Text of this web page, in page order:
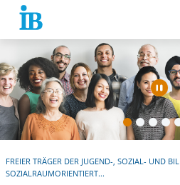
Springe zum Inhalt
FREIER TRÄGER DER JUGEND-, SOZIAL- UND
SOZIALRAUMORIENTIERT...